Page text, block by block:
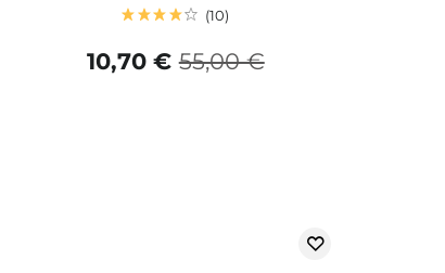
10
55,00 €
10,70 €